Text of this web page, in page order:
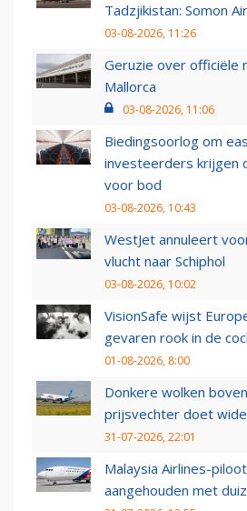
Tadzjikistan: Somon
03-08-2026, 11:26
Geruzie over officiële
Mallorca
03-08-2026, 11:06
Biedingsoorlog om
investeerders krijgen
voor bod
03-08-2026, 10:43
WestJet annuleert
vlucht naar Schiphol
03-08-2026, 10:02
VisionSafe wijst
gevaren rook in de
01-08-2026, 8:00
Donkere wolken
prijsvechter doet
31-07-2026, 22:01
Malaysia Airlines-
aangehouden met